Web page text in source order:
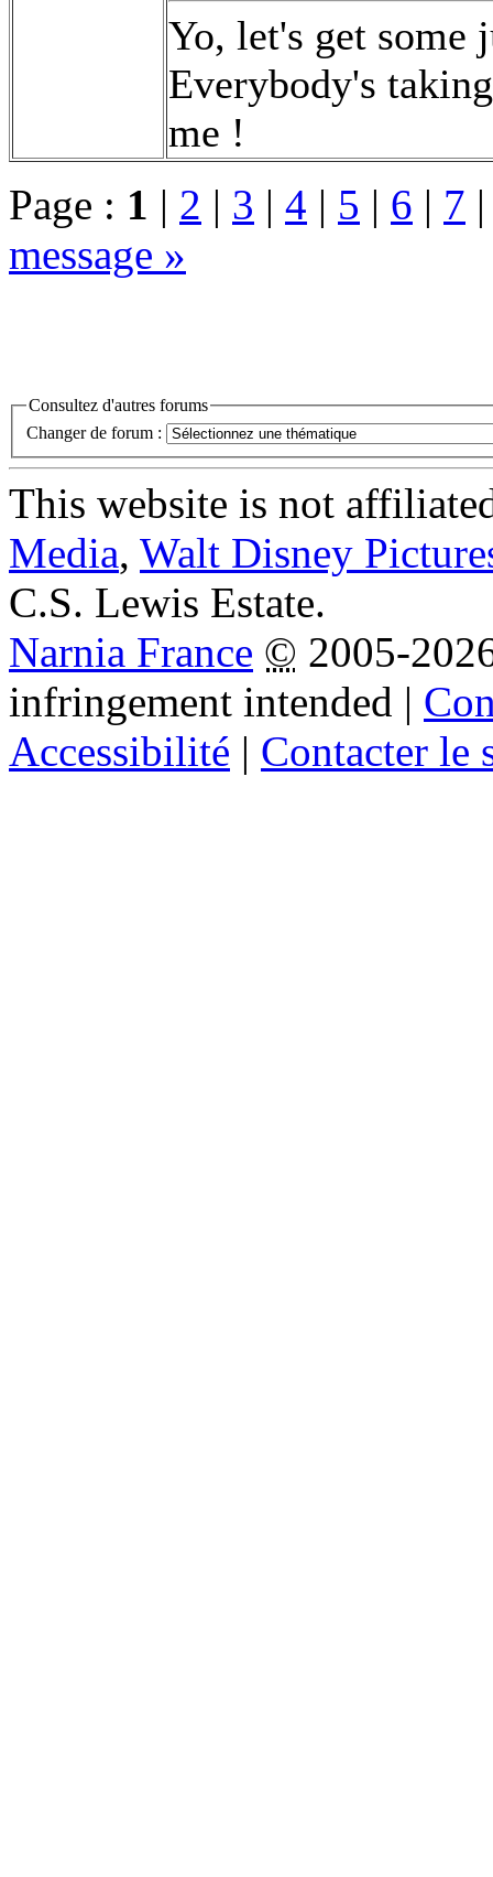
Yo, let's get some
Everybody's
me !
Page : 1 | 2 | 3 | 4 | 5 | 6 | 7
message »
Consultez d'autres forums
Changer de forum :
This website is not
Media, Walt Disney
C.S. Lewis Estate.
Narnia France © 2005-
infringement intended |
Accessibilité | Contacter le